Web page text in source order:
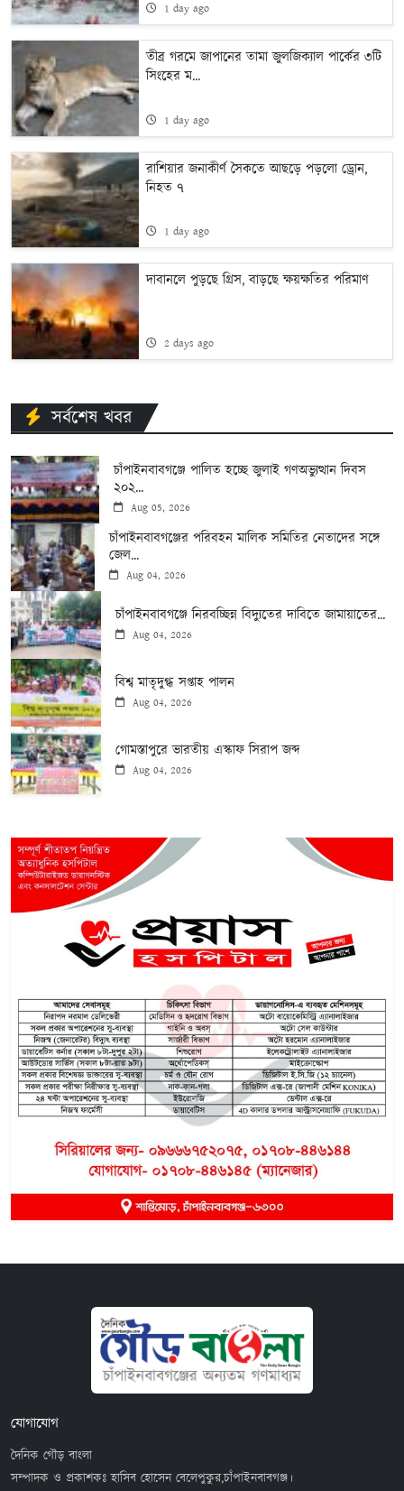
1 day ago
তীব্র গরমে জাপানের তামা জুলজিক্যাল পার্কের ৩টি
সিংহের ম...
1 day ago
রাশিয়ার জনাকীর্ণ সৈকতে আছড়ে পড়লো ড্রোন,
নিহত ৭
1 day ago
দাবানলে পুড়ছে গ্রিস, বাড়ছে ক্ষয়ক্ষতির পরিমাণ
2 days ago
সর্বশেষ খবর
চাঁপাইনবাবগঞ্জে পালিত হচ্ছে জুলাই গণঅভ্যুত্থান দিবস
২০২...
Aug 05, 2026
চাঁপাইনবাবগঞ্জের পরিবহন মালিক সমিতির নেতাদের সঙ্গে
জেল...
Aug 04, 2026
চাঁপাইনবাবগঞ্জে নিরবচ্ছিন্ন বিদ্যুতের দাবিতে জামায়াতের...
Aug 04, 2026
বিশ্ব মাতৃদুগ্ধ সপ্তাহ পালন
Aug 04, 2026
গোমস্তাপুরে ভারতীয় এস্কাফ সিরাপ জব্দ
Aug 04, 2026
যোগাযোগ
দৈনিক গৌড় বাংলা
সম্পাদক ও প্রকাশকঃ হাসিব হোসেন বেলেপুকুর,চাঁপাইনবাবগঞ্জ।